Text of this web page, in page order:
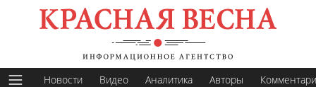
Новости Видео Аналитика Авторы